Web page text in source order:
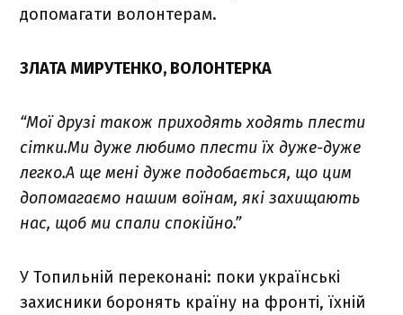
допомагати волонтерам.
ЗЛАТА МИРУТЕНКО, ВОЛОНТЕРКА
“Мої друзі також приходять ходять плести
сітки.Ми дуже любимо плести їх дуже-дуже
легко.А ще мені дуже подобається, що цим
допомагаємо нашим воїнам, які захищають
нас, щоб ми спали спокійно.”
У Топильній переконані: поки українські
захисники боронять країну на фронті, їхній